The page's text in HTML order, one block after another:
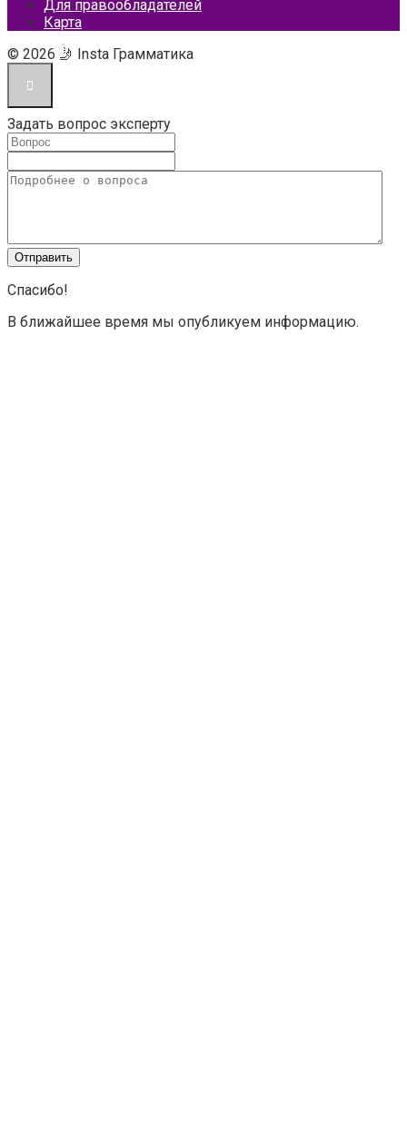
Для правообладателей
Карта
© 2026 🤳 Insta Грамматика
Задать вопрос эксперту
Спасибо!
В ближайшее время мы опубликуем информацию.